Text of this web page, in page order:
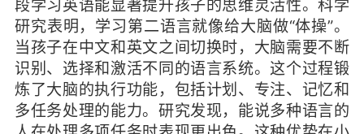
段学习英语能显著提升孩子的思维灵活性。科学
研究表明，学习第二语言就像给大脑做“体操”。
当孩子在中文和英文之间切换时，大脑需要不断
识别、选择和激活不同的语言系统。这个过程锻
炼了大脑的执行功能，包括计划、专注、记忆和
多任务处理的能力。研究发现，能说多种语言的